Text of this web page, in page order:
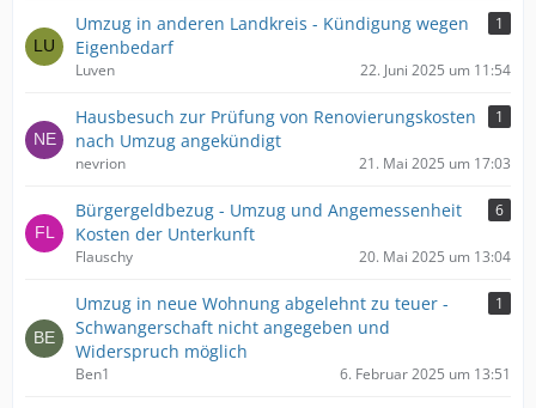
Umzug in anderen Landkreis - Kündigung wegen
Eigenbedarf
1
Luven 22. Juni 2025 um 11:54
Hausbesuch zur Prüfung von Renovierungskosten
nach Umzug angekündigt
1
nevrion 21. Mai 2025 um 17:03
Bürgergeldbezug - Umzug und Angemessenheit
Kosten der Unterkunft
6
Flauschy 20. Mai 2025 um 13:04
Umzug in neue Wohnung abgelehnt zu teuer -
Schwangerschaft nicht angegeben und
Widerspruch möglich
1
Ben1 6. Februar 2025 um 13:51